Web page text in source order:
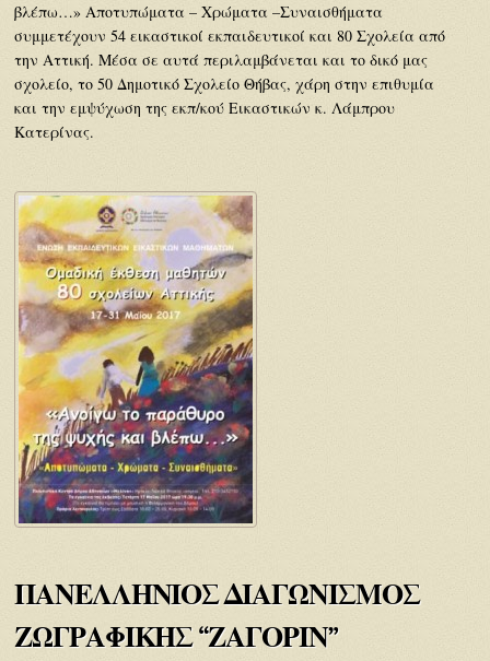
βλέπω…» Αποτυπώματα – Χρώματα –Συναισθήματα
συμμετέχουν 54 εικαστικοί εκπαιδευτικοί και 80 Σχολεία από
την Αττική. Μέσα σε αυτά περιλαμβάνεται και το δικό μας
σχολείο, το 50 Δημοτικό Σχολείο Θήβας, χάρη στην επιθυμία
και την εμψύχωση της εκπ/κού Εικαστικών κ. Λάμπρου
Κατερίνας.
ΠΑΝΕΛΛΗΝΙΟΣ ΔΙΑΓΩΝΙΣΜΟΣ
ΖΩΓΡΑΦΙΚΗΣ “ΖΑΓΟΡΙΝ”